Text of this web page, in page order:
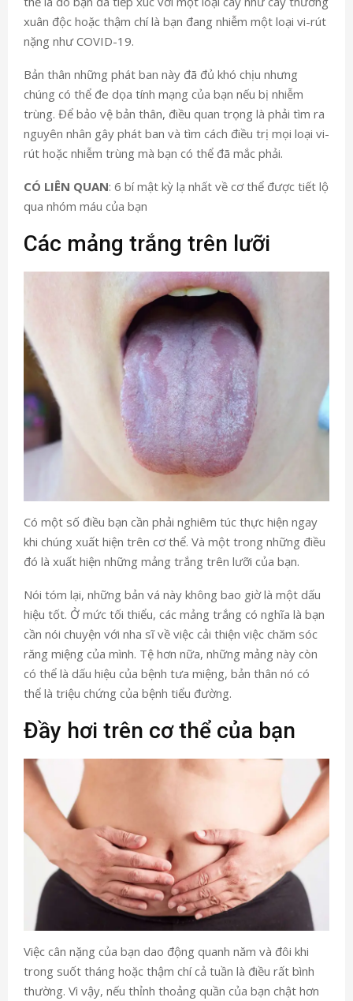
xuân độc hoặc thậm chí là bạn đang nhiễm một loại vi-rút
nặng như COVID-19.
Bản thân những phát ban này đã đủ khó chịu nhưng
chúng có thể đe dọa tính mạng của bạn nếu bị nhiễm
trùng. Để bảo vệ bản thân, điều quan trọng là phải tìm ra
nguyên nhân gây phát ban và tìm cách điều trị mọi loại vi-
rút hoặc nhiễm trùng mà bạn có thể đã mắc phải.
CÓ LIÊN QUAN: 6 bí mật kỳ lạ nhất về cơ thể được tiết lộ
qua nhóm máu của bạn
Các mảng trắng trên lưỡi
Có một số điều bạn cần phải nghiêm túc thực hiện ngay
khi chúng xuất hiện trên cơ thể. Và một trong những điều
đó là xuất hiện những mảng trắng trên lưỡi của bạn.
Nói tóm lại, những bản vá này không bao giờ là một dấu
hiệu tốt. Ở mức tối thiểu, các mảng trắng có nghĩa là bạn
cần nói chuyện với nha sĩ về việc cải thiện việc chăm sóc
răng miệng của mình. Tệ hơn nữa, những mảng này còn
có thể là dấu hiệu của bệnh tưa miệng, bản thân nó có
thể là triệu chứng của bệnh tiểu đường.
Đầy hơi trên cơ thể của bạn
Việc cân nặng của bạn dao động quanh năm và đôi khi
trong suốt tháng hoặc thậm chí cả tuần là điều rất bình
thường. Vì vậy, nếu thỉnh thoảng quần của bạn chật hơn